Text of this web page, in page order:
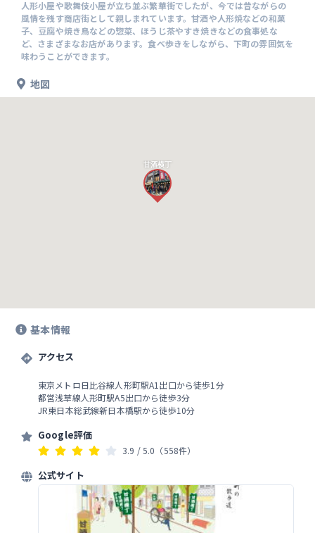
人形小屋や歌舞伎小屋が立ち並ぶ繁華街でしたが、今では昔ながらの
風情を残す商店街として親しまれています。甘酒や人形焼などの和菓
子、豆腐や焼き鳥などの惣菜、ほうじ茶やすき焼きなどの食事処な
ど、さまざまなお店があります。食べ歩きをしながら、下町の雰囲気を
味わうことができます。
地図
甘酒横丁
基本情報
アクセス
東京メトロ日比谷線人形町駅A1出口から徒歩1分
都営浅草線人形町駅A5出口から徒歩3分
JR東日本総武線新日本橋駅から徒歩10分
Google評価
3.9 / 5.0 （558件）
公式サイト